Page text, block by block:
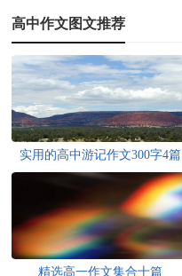
高中作文图文推荐
实用的高中游记作文300字4篇
精选高一作文集合十篇